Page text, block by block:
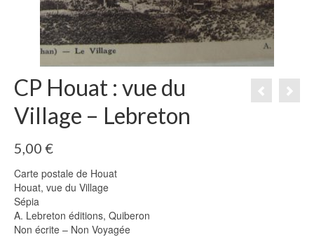
CP Houat : vue du
Village – Lebreton
5,00 €
Carte postale de Houat
Houat, vue du Village
Sépia
A. Lebreton éditions, Quiberon
Non écrite – Non Voyagée